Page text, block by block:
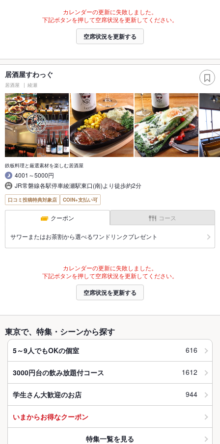
カレンダーの更新に失敗しました。
下記ボタンを押して空席状況を更新してください。
空席状況を更新する
居酒屋すわっぐ
居酒屋 綾瀬
鉄板料理と厳選素材を楽しむ居酒屋
4001～5000円
JR常磐線各駅停車綾瀬駅東口(南)より徒歩約2分
口コミ投稿特典対象店 COIN+支払い可
クーポン コース
サワーまたはお茶割から選べるワンドリンクプレゼント
カレンダーの更新に失敗しました。
下記ボタンを押して空席状況を更新してください。
空席状況を更新する
東京で、特集・シーンから探す
5～9人でもOKの個室 616
3000円台の飲み放題付コース 1612
学生さん大歓迎のお店 944
いまからお得なクーポン
特集一覧を見る